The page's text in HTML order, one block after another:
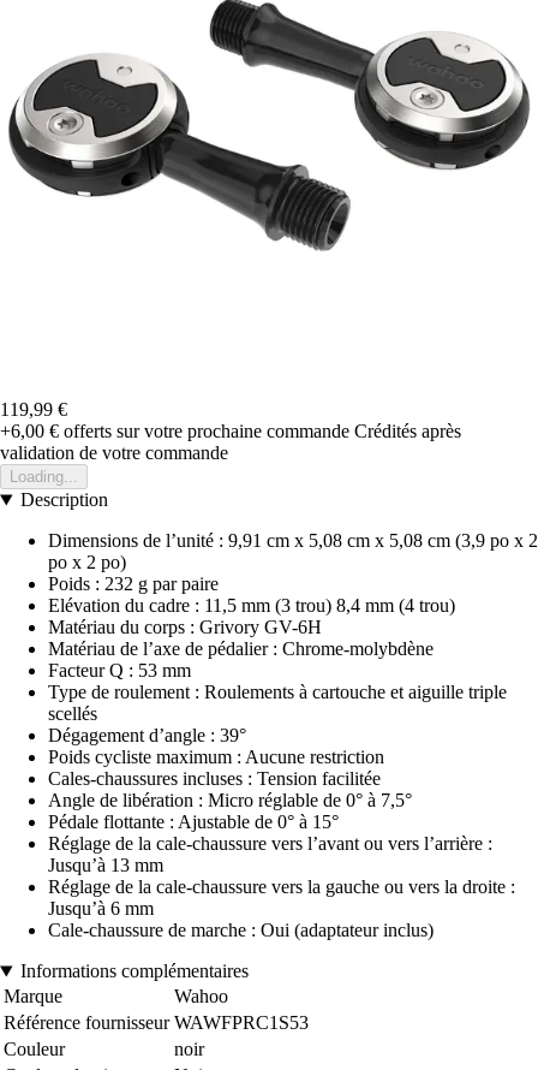
119,99 €
+6,00 € offerts sur votre prochaine commande Crédités après
validation de votre commande
Loading...
Description
Dimensions de l’unité : 9,91 cm x 5,08 cm x 5,08 cm (3,9 po x 2
po x 2 po)
Poids : 232 g par paire
Elévation du cadre : 11,5 mm (3 trou) 8,4 mm (4 trou)
Matériau du corps : Grivory GV-6H
Matériau de l’axe de pédalier : Chrome-molybdène
Facteur Q : 53 mm
Type de roulement : Roulements à cartouche et aiguille triple
scellés
Dégagement d’angle : 39°
Poids cycliste maximum : Aucune restriction
Cales-chaussures incluses : Tension facilitée
Angle de libération : Micro réglable de 0° à 7,5°
Pédale flottante : Ajustable de 0° à 15°
Réglage de la cale-chaussure vers l’avant ou vers l’arrière :
Jusqu’à 13 mm
Réglage de la cale-chaussure vers la gauche ou vers la droite :
Jusqu’à 6 mm
Cale-chaussure de marche : Oui (adaptateur inclus)
Informations complémentaires
Marque
Wahoo
Référence fournisseur WAWFPRC1S53
Couleur
noir